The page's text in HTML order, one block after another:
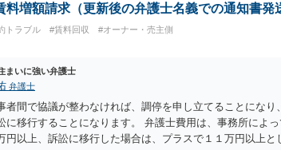
料増額請求（更新後の弁護士名義での通知書発
トラブル #賃料回収 #オーナー・売主側
まいに強い弁護士
弁護士
者間で協議が整わなければ、調停を申し立てることになり
に移行することになります。 弁護士費用は、事務所によ
円以上、訴訟に移行した場合は、プラスで１１万円以上